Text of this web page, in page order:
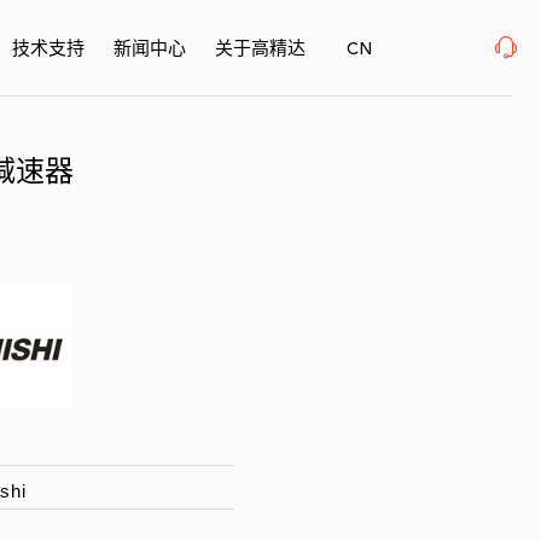
中心· 浦东、W1馆E21 、欢迎莅临指导 2026年08月12-14日、SurfacePME
技术支持 新闻中心 关于高精达 CN
速器